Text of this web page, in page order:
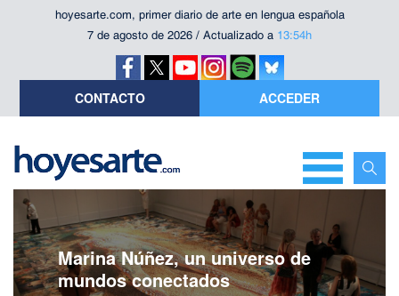
hoyesarte.com, primer diario de arte en lengua española
7 de agosto de 2026 / Actualizado a 13:54h
CONTACTO ACCEDER
Marina Núñez, un universo de
mundos conectados